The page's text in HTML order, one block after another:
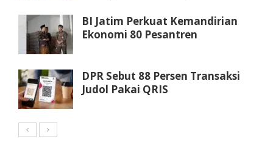
BI Jatim Perkuat Kemandirian
Ekonomi 80 Pesantren
DPR Sebut 88 Persen Transaksi
Judol Pakai QRIS